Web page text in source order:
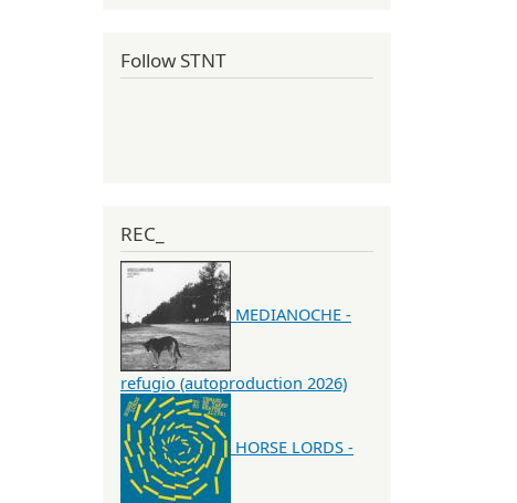
Follow STNT
REC_
MEDIANOCHE -
refugio (autoproduction 2026)
HORSE LORDS -